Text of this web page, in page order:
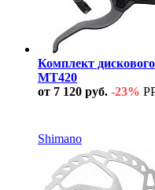
Комплект
MT420
от 7 120 руб. -23%
Shimano